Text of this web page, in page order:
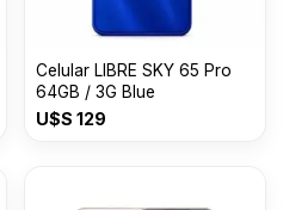
Celular LIBRE SKY 65 Pro
64GB / 3G Blue
U$S 129